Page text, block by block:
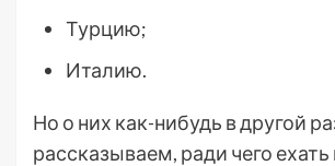
Турцию;
Италию.
Но о них как-нибудь в другой
рассказываем, ради чего